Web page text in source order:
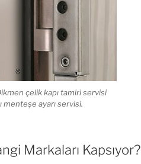
çelik kapı tamiri servisi
menteşe ayarı servisi.
Markaları Kapsıyor?